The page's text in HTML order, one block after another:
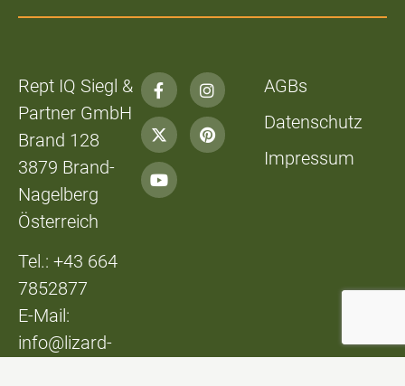
Rept IQ Siegl &
Partner GmbH
Brand 128
3879 Brand-
Nagelberg
Österreich
Tel.: +43 664
7852877
E-Mail:
info@lizard-
AGBs
Datenschutz
Impressum